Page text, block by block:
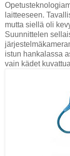
laitteeseen.
mutta siellä oli
Suunnittelen
istun hankalassa
vain kädet